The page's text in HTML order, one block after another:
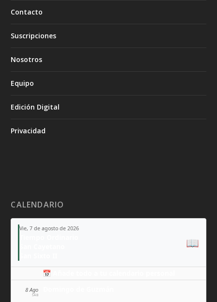
Contacto
Suscripciones
Nosotros
Equipo
Edición Digital
Privacidad
CALENDARIO
Vie, 7 de agosto de 2026
📖
📅 Añade todo a tu calendario personal
8 Ago
SÁB